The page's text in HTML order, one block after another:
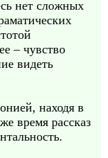
нет сложных
– чувство
видеть
находя в
время рассказ